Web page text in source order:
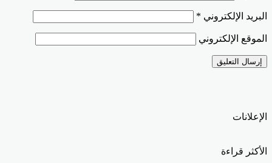
البريد الإلكتروني *
الموقع الإلكتروني
الإعلانات
الأكثر قراءة